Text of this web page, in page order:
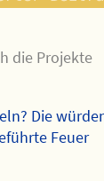
die Projekte
Die
Feuer